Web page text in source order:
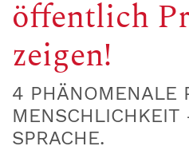
öffentlich
zeigen!
4 PHÄNOMENALE
MENSCHLICHKEIT
SPRACHE.